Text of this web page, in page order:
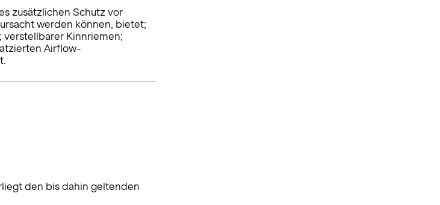
zusätzlichen Schutz vor
werden können, bietet;
verstellbarer Kinnriemen;
Airflow-
den bis dahin geltenden